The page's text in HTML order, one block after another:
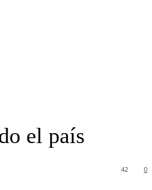
el país
0
42